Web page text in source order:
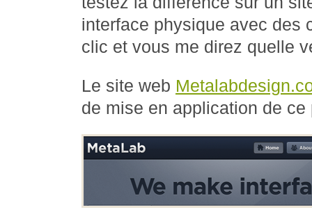
interface physique avec des
clic et vous me direz quelle
Le site web
de mise en application de ce